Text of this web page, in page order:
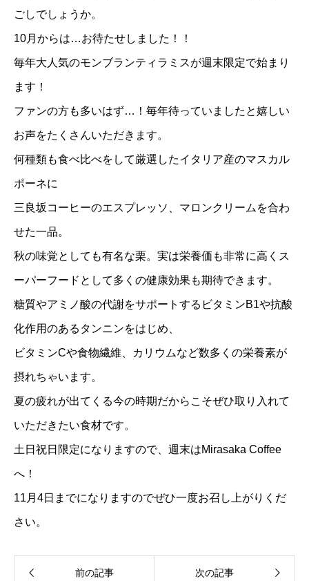
ごしでしょうか。
10月からは…お待たせしました！！
毎年大人気のモンブランティラミスが週末限定で始まり
ます！
ファンの方も多いはず…！毎年待っていましたと嬉しい
お声をたくさんいただきます。
何種類も食べ比べをして厳選したイタリア産のマスカル
ポーネに
三良坂コーヒーのエスプレッソ、マロンクリームを合わ
せた一品。
秋の味覚としても有名な栗。実は栄養価も非常に高くス
ーパーフードとして多くの健康効果も期待できます。
糖質やアミノ酸の代謝をサポートするビタミンB1や抗酸
化作用のあるタンニンをはじめ、
ビタミンCや食物繊維、カリウムなど数多くの栄養素が
摂れちゃいます。
夏の疲れが出てくる今の時期だからこそぜひ取り入れて
いただきたい食材です。
土日祝日限定になりますので、週末はMirasaka Coffee
へ！
11月4日までになりますのでぜひ一度お召し上がりくだ
さい。